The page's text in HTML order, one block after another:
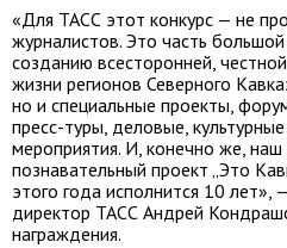
«Для ТАСС этот конкурс — не
журналистов. Это часть
созданию всесторонней,
жизни регионов Северного
но и специальные проекты,
пресс-туры, деловые,
мероприятия. И, конечно же,
познавательный проект „Это
этого года исполнится 10 лет»,
директор ТАСС Андрей
награждения.